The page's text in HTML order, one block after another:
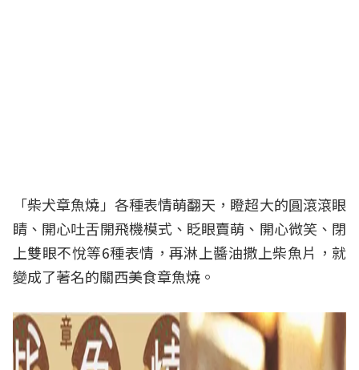
「柴犬章魚燒」各種表情萌翻天，瞪超大的圓滾滾眼
睛、開心吐舌開飛機模式、眨眼賣萌、開心微笑、閉
上雙眼不悅等6種表情，再淋上醬油撒上柴魚片，就
變成了著名的關西美食章魚燒。